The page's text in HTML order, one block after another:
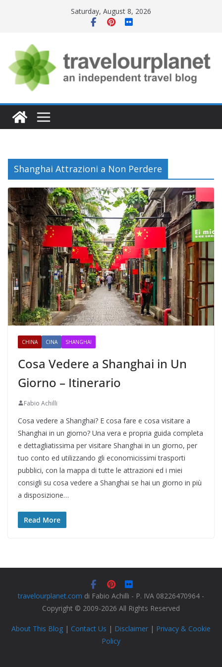
Saturday, August 8, 2026
Shanghai Attrazioni a Non Perdere
CHINA CINA SHANGHAI
Cosa Vedere a Shanghai in Un
Giorno – Itinerario
Fabio Achilli
Cosa vedere a Shanghai? E cosa fare e cosa visitare a
Shanghai in un giorno? Una vera e propria guida completa
e dettagliatissima per visitare Shanghai in un giorno, per
tuo conto ed utilizzando gli economicissimi trasporti
pubblici, con la mappa di tutte le attrazioni ed i miei
consigli su cosa vedere a Shanghai se hai un giorno in più
a disposizione…
Read More
travelourplanet.com di Fabio Achilli - P. IVA 08226470964 -
Copyright © 2009-2026 All Rights Reserved
About This Blog | Contact Us | Disclaimer | Privacy & Cookie
Policy